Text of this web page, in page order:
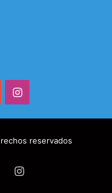
Instagram
reservados
Instagram